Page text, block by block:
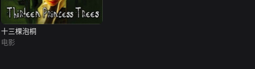
十三棵泡桐
电影